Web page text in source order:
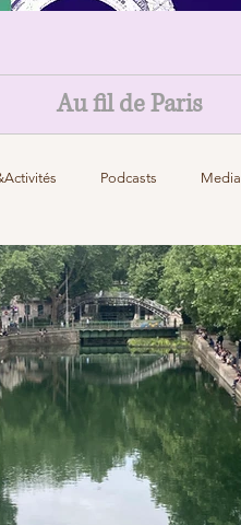
Au fil de Paris
Podcasts Media